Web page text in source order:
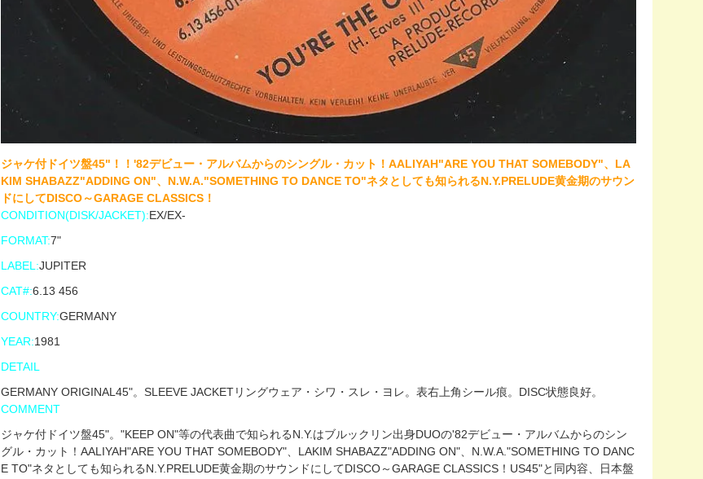
ジャケ付ドイツ盤45"！！'82デビュー・アルバムからのシングル・カット！AALIYAH"ARE YOU THAT SOMEBODY"、LA
KIM SHABAZZ"ADDING ON"、N.W.A."SOMETHING TO DANCE TO"ネタとしても知られるN.Y.PRELUDE黄金期のサウン
ドにしてDISCO～GARAGE CLASSICS！
CONDITION(DISK/JACKET):EX/EX-
FORMAT:7"
LABEL:JUPITER
CAT#:6.13 456
COUNTRY:GERMANY
YEAR:1981
DETAIL
GERMANY ORIGINAL45"。SLEEVE JACKETリングウェア・シワ・スレ・ヨレ。表右上角シール痕。DISC状態良好。
COMMENT
ジャケ付ドイツ盤45"。"KEEP ON"等の代表曲で知られるN.Y.はブルックリン出身DUOの'82デビュー・アルバムからのシン
グル・カット！AALIYAH"ARE YOU THAT SOMEBODY"、LAKIM SHABAZZ"ADDING ON"、N.W.A."SOMETHING TO DANC
E TO"ネタとしても知られるN.Y.PRELUDE黄金期のサウンドにしてDISCO～GARAGE CLASSICS！US45"と同内容、日本盤